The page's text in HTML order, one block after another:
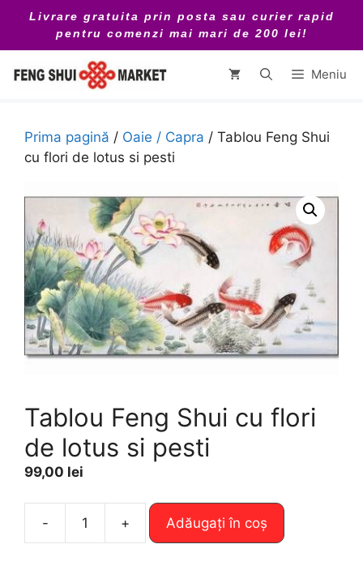
conținut
Livrare gratuita prin posta sau curier rapid
pentru comenzi mai mari de 200 lei!
Meniu
Prima pagină / Oaie / Capra / Tablou Feng Shui
cu flori de lotus si pesti
Tablou Feng Shui cu flori
de lotus si pesti
99,00 lei
-
Cantitate
+ Adăugați în coș